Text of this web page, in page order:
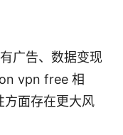
广告、数据变现
vpn free 相
方面存在更大风